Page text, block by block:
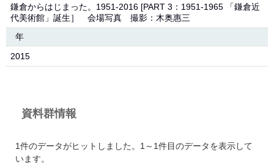
鎌倉からはじまった。1951-2016 [PART 3：1951-1965 「鎌倉近
代美術館」誕生］ 会場写真 撮影：木奥惠三
年
2015
資料群情報
1件のデータがヒットしました。1～1件目のデータを表示して
います。